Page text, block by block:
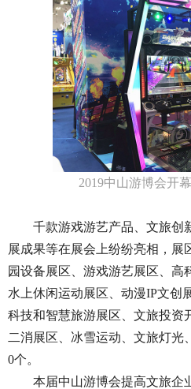
2019中山游博会开
千款游戏游艺产品、文旅创
展成果等在展会上纷纷亮相，展
园设备展区、游戏游艺展区、高
水上休闲运动展区、动漫IP文创
科技和智慧旅游展区、文旅投资
二消展区、冰雪运动、文旅灯光
0个。
本届中山游博会提高文旅企